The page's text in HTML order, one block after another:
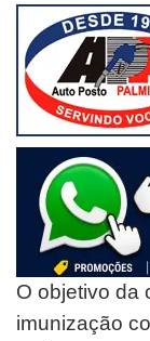
O objetivo da
imunização